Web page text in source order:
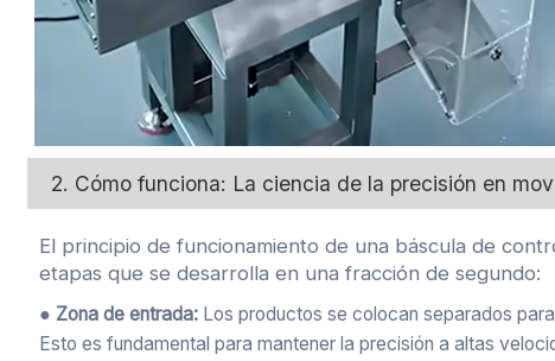
2. Cómo funciona: La ciencia de la precisión en
El principio de funcionamiento de una báscula de
etapas que se desarrolla en una fracción de segundo:
● Zona de entrada: Los productos se colocan separados
Esto es fundamental para mantener la precisión a altas